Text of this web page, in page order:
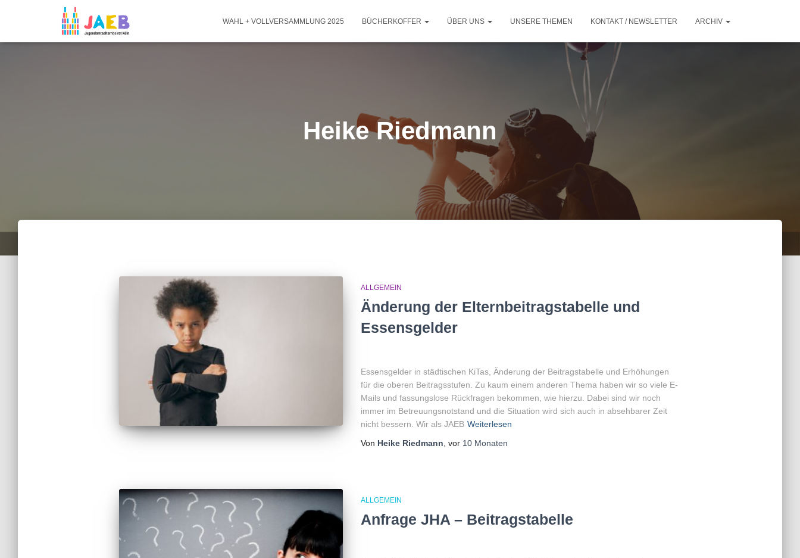
WAHL + VOLLVERSAMMLUNG 2025 BÜCHERKOFFER ÜBER UNS UNSERE THEMEN KONTAKT / NEWSLETTER ARCHIV
Heike Riedmann
ALLGEMEIN
Änderung der Elternbeitragstabelle und
Essensgelder
Essensgelder in städtischen KiTas, Änderung der Beitragstabelle und Erhöhungen
für die oberen Beitragsstufen. Zu kaum einem anderen Thema haben wir so viele E-
Mails und fassungslose Rückfragen bekommen, wie hierzu. Dabei sind wir noch
immer im Betreuungsnotstand und die Situation wird sich auch in absehbarer Zeit
nicht bessern. Wir als JAEB Weiterlesen
Von Heike Riedmann , vor 10 Monaten
ALLGEMEIN
Anfrage JHA – Beitragstabelle